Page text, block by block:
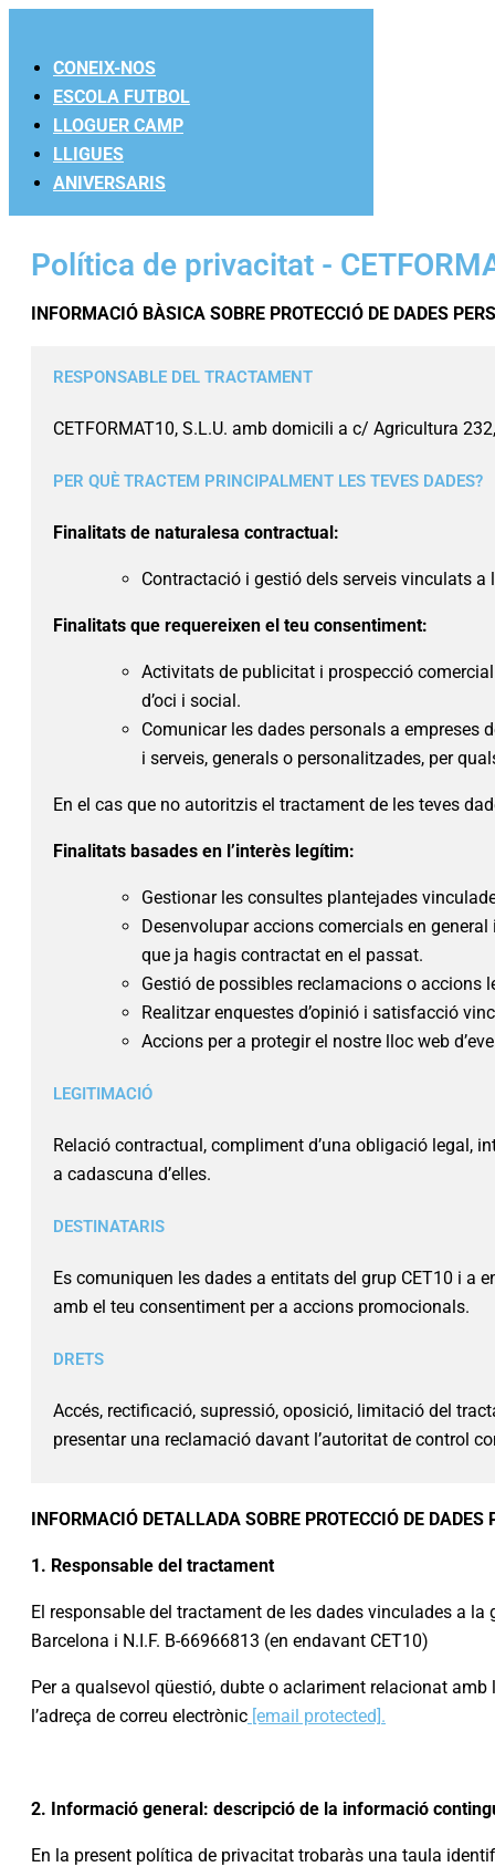
content
CONEIX-NOS
ESCOLA FUTBOL
LLOGUER CAMP
LLIGUES
ANIVERSARIS
Política de privacitat -
INFORMACIÓ BÀSICA SOBRE PROTECCIÓ DE DADES
RESPONSABLE DEL TRACTAMENT
CETFORMAT10, S.L.U. amb domicili a c/ Agricultura
PER QUÈ TRACTEM PRINCIPALMENT LES TEVES DADES?
Finalitats de naturalesa contractual:
Contractació i gestió dels serveis vinculats a
Finalitats que requereixen el teu consentiment:
Activitats de publicitat i prospecció
d’oci i social.
Comunicar les dades personals a empreses
i serveis, generals o personalitzades, per
En el cas que no autoritzis el tractament de les teves
Finalitats basades en l’interès legítim:
Gestionar les consultes plantejades
Desenvolupar accions comercials en
que ja hagis contractat en el passat.
Gestió de possibles reclamacions o accions
Realitzar enquestes d’opinió i satisfacció
Accions per a protegir el nostre lloc web
LEGITIMACIÓ
Relació contractual, compliment d’una obligació legal,
a cadascuna d’elles.
DESTINATARIS
Es comuniquen les dades a entitats del grup CET10 i a
amb el teu consentiment per a accions promocionals.
DRETS
Accés, rectificació, supressió, oposició, limitació del
presentar una reclamació davant l’autoritat de control
INFORMACIÓ DETALLADA SOBRE PROTECCIÓ DE DADES
1. Responsable del tractament
El responsable del tractament de les dades vinculades a
Barcelona i N.I.F. B-66966813 (en endavant CET10)
Per a qualsevol qüestió, dubte o aclariment relacionat
l’adreça de correu electrònic [email protected].
2. Informació general: descripció de la informació
En la present política de privacitat trobaràs una taula